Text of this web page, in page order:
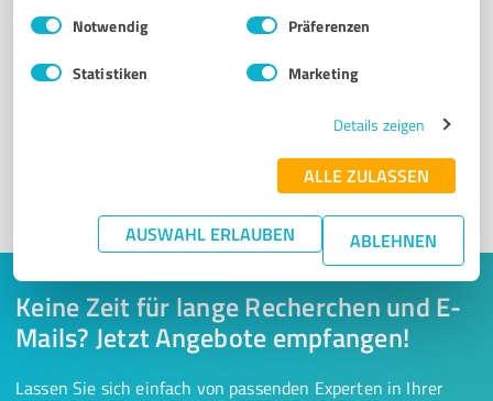
Impressum Datenschutzbestimmungen
Einwilligungsauswahl
Notwendig Präferenzen
Statistiken Marketing
Details zeigen
ALLE ZULASSEN
AUSWAHL ERLAUBEN ABLEHNEN
Registrieren Sie sich jetzt und werden Sie ein von
Keine Zeit für lange Recherchen und E-
Mails? Jetzt Angebote empfangen!
Lassen Sie sich einfach von passenden Experten in Ihrer